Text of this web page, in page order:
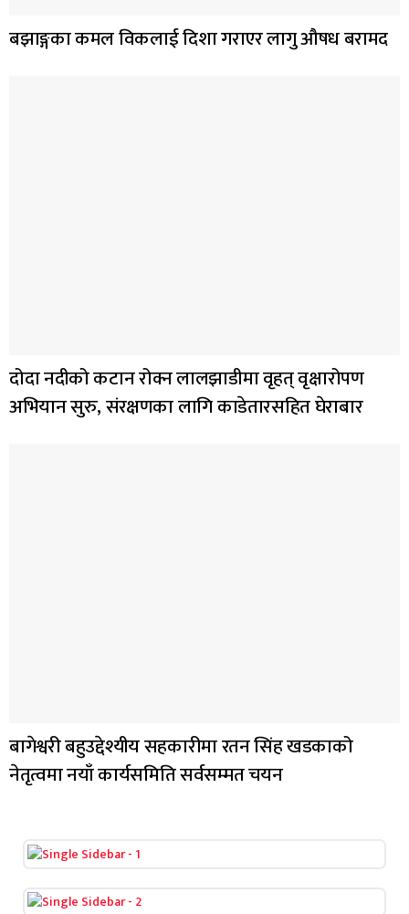
बझाङ्गका कमल विकलाई दिशा गराएर लागु औषध बरामद
दोदा नदीको कटान रोक्न लालझाडीमा वृहत् वृक्षारोपण
अभियान सुरु, संरक्षणका लागि काडेतारसहित घेराबार
बागेश्वरी बहुउद्देश्यीय सहकारीमा रतन सिंह खडकाको
नेतृत्वमा नयाँ कार्यसमिति सर्वसम्मत चयन